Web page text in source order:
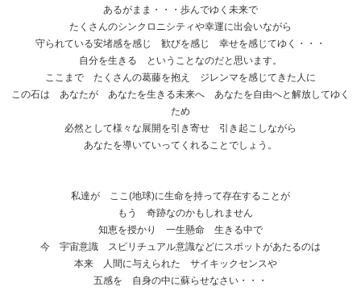
あるがまま・・・歩んでゆく未来で
たくさんのシンクロニシティや幸運に出会いながら
守られている安堵感を感じ 歓びを感じ 幸せを感じてゆく・・・
自分を生きる ということなのだと思います。
ここまで たくさんの葛藤を抱え ジレンマを感じてきた人に
この石は あなたが あなたを生きる未来へ あなたを自由へと解放してゆく
ため
必然として様々な展開を引き寄せ 引き起こしながら
あなたを導いていってくれることでしょう。
私達が ここ(地球)に生命を持って存在することが
もう 奇跡なのかもしれません
知恵を授かり 一生懸命 生きる中で
今 宇宙意識 スピリチュアル意識などにスポットがあたるのは
本来 人間に与えられた サイキックセンスや
五感を 自身の中に蘇らせなさい・・・